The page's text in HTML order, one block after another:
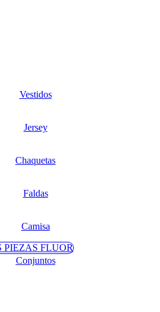
Vestidos
Jersey
Chaquetas
Faldas
Camisa
Conjuntos